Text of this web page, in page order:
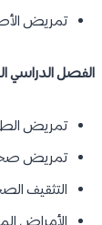
تمريض
الفصل الدراسي
تمريض
تمريض
التثقيف